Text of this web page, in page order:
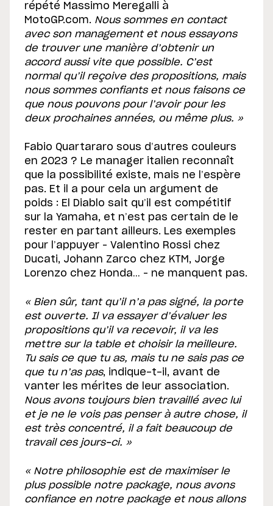
répété Massimo Meregalli à
MotoGP.com. Nous sommes en contact
avec son management et nous essayons
de trouver une manière d’obtenir un
accord aussi vite que possible. C’est
normal qu’il reçoive des propositions, mais
nous sommes confiants et nous faisons ce
que nous pouvons pour l’avoir pour les
deux prochaines années, ou même plus. »
Fabio Quartararo sous d’autres couleurs
en 2023 ? Le manager italien reconnaît
que la possibilité existe, mais ne l’espère
pas. Et il a pour cela un argument de
poids : El Diablo sait qu’il est compétitif
sur la Yamaha, et n’est pas certain de le
rester en partant ailleurs. Les exemples
pour l’appuyer – Valentino Rossi chez
Ducati, Johann Zarco chez KTM, Jorge
Lorenzo chez Honda… – ne manquent pas.
« Bien sûr, tant qu’il n’a pas signé, la porte
est ouverte. Il va essayer d’évaluer les
propositions qu’il va recevoir, il va les
mettre sur la table et choisir la meilleure.
Tu sais ce que tu as, mais tu ne sais pas ce
que tu n’as pas, indique-t-il, avant de
vanter les mérites de leur association.
Nous avons toujours bien travaillé avec lui
et je ne le vois pas penser à autre chose, il
est très concentré, il a fait beaucoup de
travail ces jours-ci. »
« Notre philosophie est de maximiser le
plus possible notre package, nous avons
confiance en notre package et nous allons